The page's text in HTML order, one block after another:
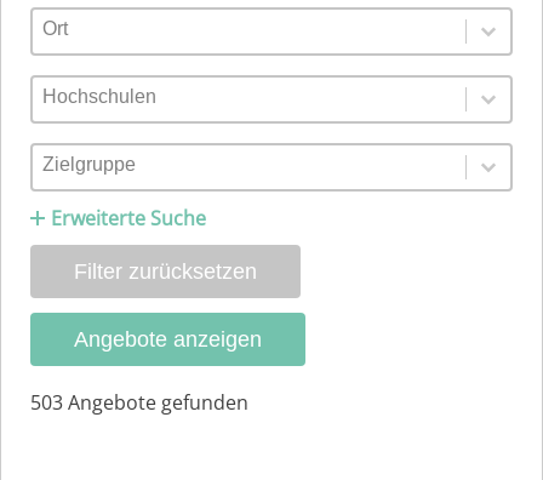
Ort
Select content
Hochschulen
Select content
Zielgruppe
Select content
Erweiterte Suche
Filter zurücksetzen
Angebote anzeigen
503 Angebote gefunden